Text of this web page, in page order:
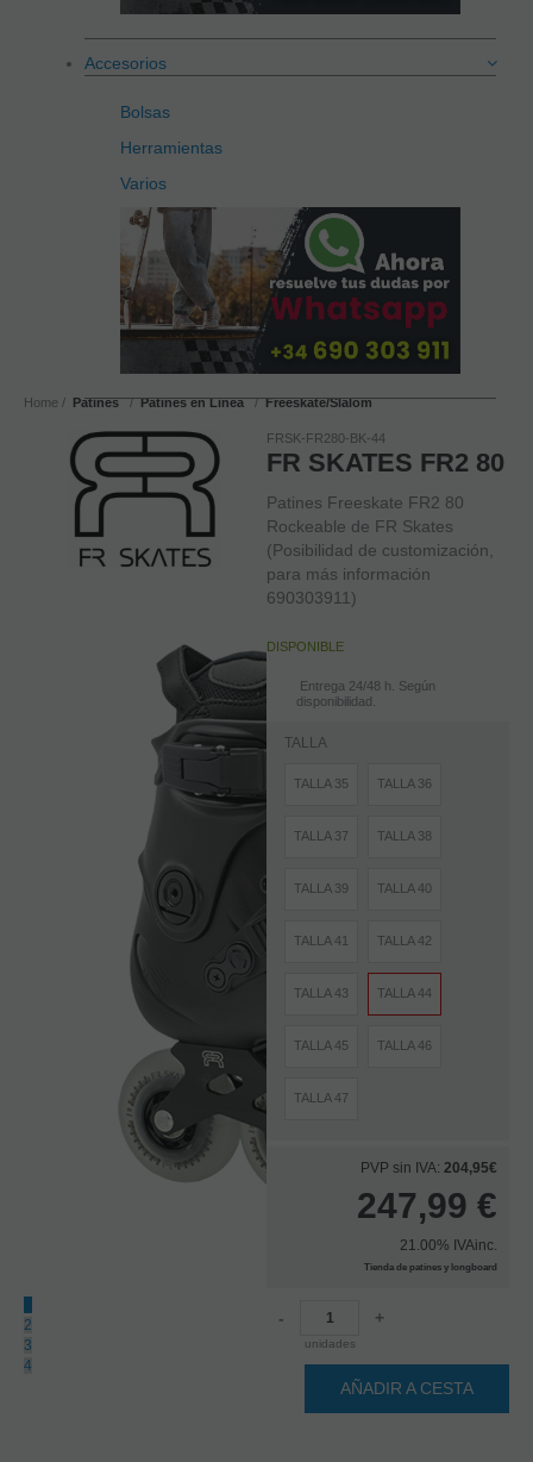
Accesorios
Bolsas
Herramientas
Varios
Home Patines Patines en Linea Freeskate/Slalom
2
3
4
FRSK-FR280-BK-44
FR SKATES FR2 80
Patines Freeskate FR2 80
Rockeable de FR Skates
(Posibilidad de customización,
para más información
690303911)
DISPONIBLE
Entrega 24/48 h. Según
disponibilidad.
TALLA
TALLA 35 TALLA 36
TALLA 37 TALLA 38
TALLA 39 TALLA 40
TALLA 41 TALLA 42
TALLA 43 TALLA 44
TALLA 45 TALLA 46
TALLA 47
PVP sin IVA: 204,95€
247,99 €
21.00% IVAinc.
Tienda de patines y longboard
-
unidades
+
AÑADIR A CESTA